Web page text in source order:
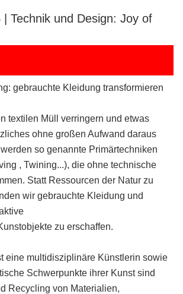
| Technik und Design: Joy of
gebrauchte Kleidung transformieren
textilen Müll verringern und etwas
ohne großen Aufwand daraus
so genannte Primärtechniken
, Twining...), die ohne technische
Statt Ressourcen der Natur zu
wir gebrauchte Kleidung und
zu erschaffen.
eine multidisziplinäre Künstlerin sowie
Schwerpunkte ihrer Kunst sind
Recycling von Materialien,